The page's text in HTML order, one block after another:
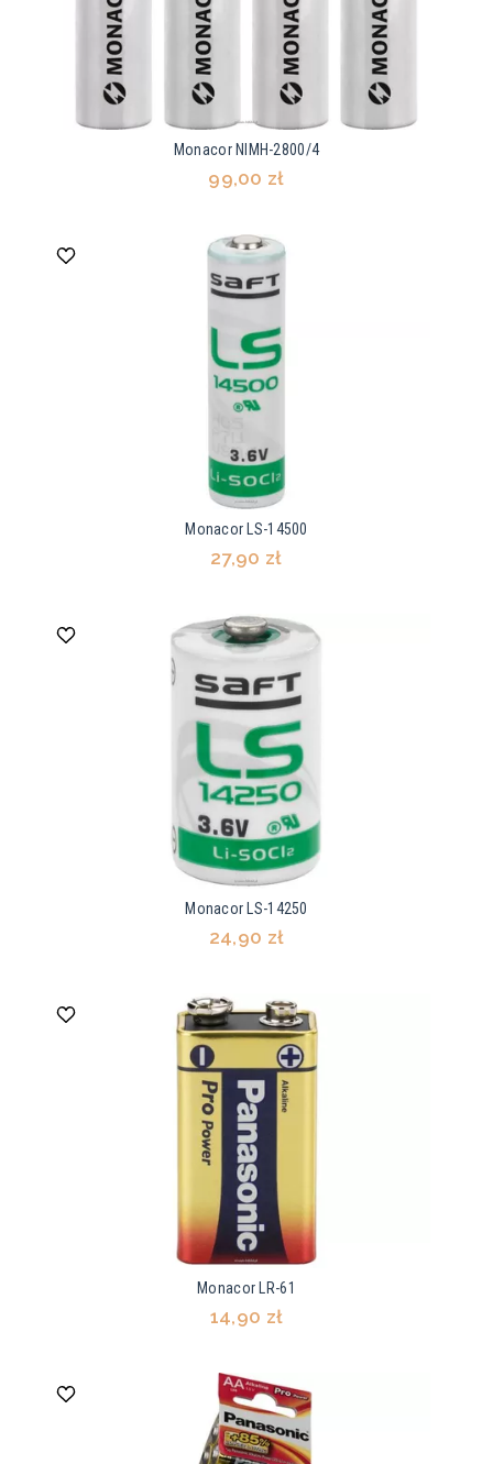
Monacor NIMH-2800/4
99,00 zł
Monacor LS-14500
27,90 zł
Monacor LS-14250
24,90 zł
Monacor LR-61
14,90 zł